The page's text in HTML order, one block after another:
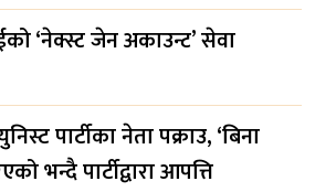
‘नेक्स्ट जेन अकाउन्ट’ सेवा
पार्टीका नेता पक्राउ, ‘बिना
भन्दै पार्टीद्वारा आपत्ति